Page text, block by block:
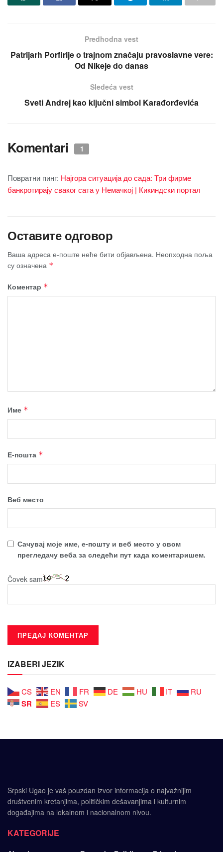
Predhodna vest
Patrijarh Porfirije o trajnom značaju pravoslavne vere:
Od Nikeje do danas
Sledeća vest
Sveti Andrej kao ključni simbol Karađorđevića
Komentari 1
Повратни пинг: Најгора ситуација до сада: Три фирме
банкротирају сваког сата у Немачкој | Кикиндски портал
Оставите одговор
Ваша адреса е-поште неће бити објављена. Неопходна поља
су означена *
Коментар *
Име *
Е-пошта *
Веб место
Сачувај моје име, е-пошту и веб место у овом
прегледачу веба за следећи пут када коментаришем.
Čovek sam
IZABERI JEZIK
CS EN FR DE HU IT RU
SR ES SV
Srpski Ugao je vaš pouzdan izvor informacija o najvažnijim
društvenim kretanjima, političkim dešavanjima i kulturnim
događajima na lokalnom i nacionalnom nivou.
KATEGORIJE